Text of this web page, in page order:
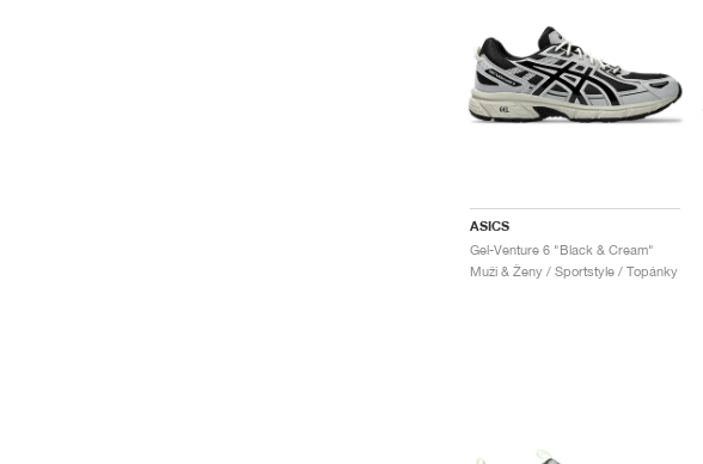
ASICS
Gel-Venture 6 "Black & Cream"
Muži & Ženy / Sportstyle / Topánky